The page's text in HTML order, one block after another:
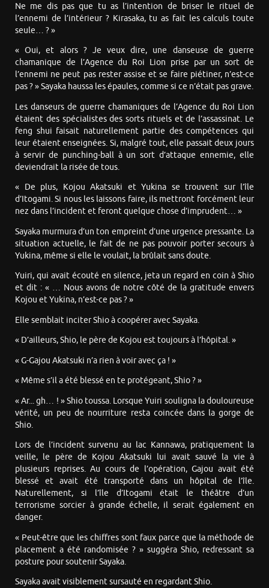
Ne me dis pas que tu as l’intention de briser le rituel de
l’ennemi de l’intérieur ? Kirasaka, tu as fait les calculs toute
seule… ? »
« Oui, et alors ? Je veux dire, une danseuse de guerre
chamanique de l’Agence du Roi Lion prise par un sort de
l’ennemi ne peut pas rester assise et se faire piétiner, n’est-ce
pas ? » Sayaka haussa les épaules, comme si ce n’était pas grave.
Les danseurs de guerre chamaniques de l’Agence du Roi Lion
étaient des spécialistes des sorts rituels et de l’assassinat. Le
feng shui faisait naturellement partie des compétences qui
leur étaient enseignées. Si, malgré tout, elle passait deux jours
à servir de punching-ball à un sort d’attaque ennemie, elle
deviendrait la risée de tous.
« De plus, Kojou Akatsuki et Yukina se trouvent sur l’île
d’Itogami. Si nous les laissons faire, ils mettront forcément leur
nez dans l’incident et feront quelque chose d’imprudent… »
Sayaka murmura d’un ton empreint d’une urgence pressante. La
situation actuelle, le fait de ne pas pouvoir porter secours à
Yukina, même si elle le voulait, la brûlait sans doute.
Yuiri, qui avait écouté en silence, jeta un regard en coin à Shio
et dit : « … Nous avons de notre côté de la gratitude envers
Kojou et Yukina, n’est-ce pas ? »
Elle semblait inciter Shio à coopérer avec Sayaka.
« D’ailleurs, Shio, le père de Kojou est toujours à l’hôpital. »
« G-Gajou Akatsuki n’a rien à voir avec ça ! »
« Même s’il a été blessé en te protégeant, Shio ? »
« Ar... gh… ! » Shio toussa. Lorsque Yuiri souligna la douloureuse
vérité, un peu de nourriture resta coincée dans la gorge de
Shio.
Lors de l’incident survenu au lac Kannawa, pratiquement la
veille, le père de Kojou Akatsuki lui avait sauvé la vie à
plusieurs reprises. Au cours de l’opération, Gajou avait été
blessé et avait été transporté dans un hôpital de l’île.
Naturellement, si l’île d’Itogami était le théâtre d’un
terrorisme sorcier à grande échelle, il serait également en
danger.
« Peut-être que les chiffres sont faux parce que la méthode de
placement a été randomisée ? » suggéra Shio, redressant sa
posture pour soutenir Sayaka.
Sayaka avait visiblement sursauté en regardant Shio.